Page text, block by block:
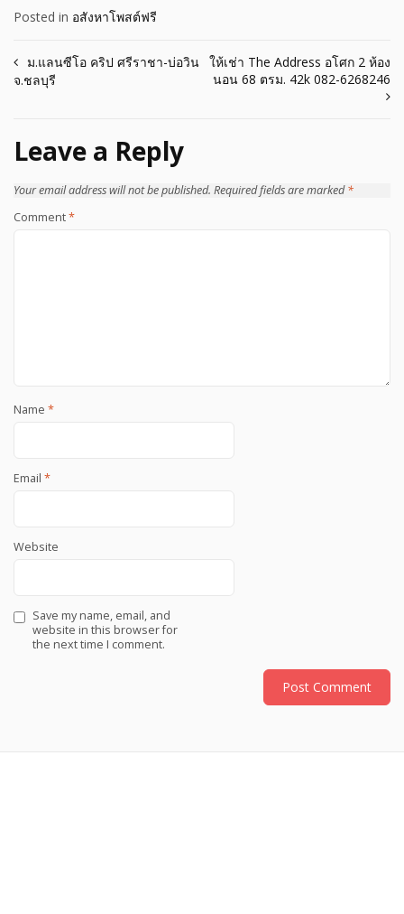
Posted in อสังหาโพสต์ฟรี
Post
navigation
ม.แลนซีโอ คริป ศรีราชา-บ่อวิน
จ.ชลบุรี
ให้เช่า The Address อโศก 2 ห้อง
นอน 68 ตรม. 42k 082-6268246
Leave a Reply
Your email address will not be published. Required fields are marked*
Comment*
Name *
Email *
Website
Save my name, email, and
website in this browser for
the next time I comment.